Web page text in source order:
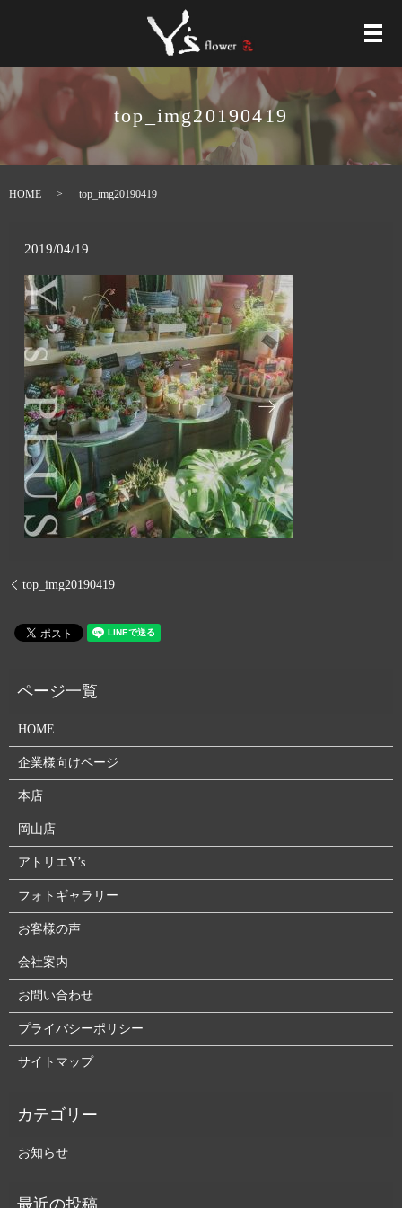
メ
top_img20190419
HOME top_img20190419
2019/04/19
top_img20190419
HOME
企業様向けページ
本店
岡山店
アトリエY’s
フォトギャラリー
お客様の声
会社案内
お問い合わせ
プライバシーポリシー
サイトマップ
お知らせ